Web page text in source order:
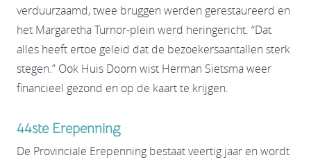
verduurzaamd, twee bruggen werden gerestaureerd en
het Margaretha Turnor-plein werd heringericht. “Dat
alles heeft ertoe geleid dat de bezoekersaantallen sterk
stegen.” Ook Huis Doorn wist Herman Sietsma weer
financieel gezond en op de kaart te krijgen.
44ste Erepenning
De Provinciale Erepenning bestaat veertig jaar en wordt